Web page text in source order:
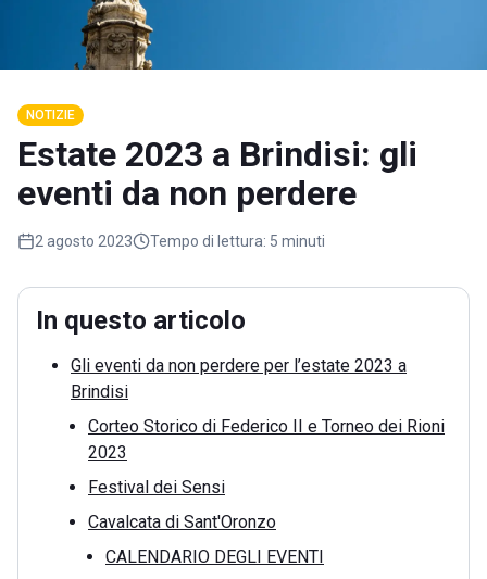
NOTIZIE
Estate 2023 a Brindisi: gli
eventi da non perdere
2 agosto 2023 Tempo di lettura: 5 minuti
In questo articolo
Gli eventi da non perdere per l’estate 2023 a
Brindisi
Corteo Storico di Federico II e Torneo dei Rioni
2023
Festival dei Sensi
Cavalcata di Sant'Oronzo
CALENDARIO DEGLI EVENTI